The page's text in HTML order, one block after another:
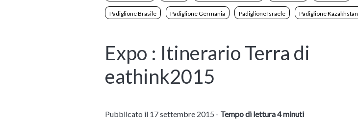
Padiglione Brasile Padiglione Germania Padiglione Israele Padiglione Kazakhstan
Expo : Itinerario Terra di
eathink2015
Pubblicato il 17 settembre 2015 - Tempo di lettura 4 minuti